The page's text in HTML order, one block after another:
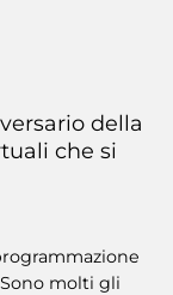
della
che si
molti gli